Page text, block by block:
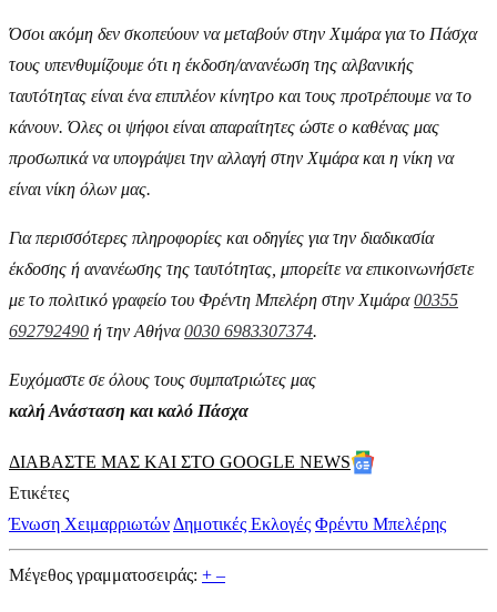
Όσοι ακόμη δεν σκοπεύουν να μεταβούν στην Χιμάρα για το Πάσχα
τους υπενθυμίζουμε ότι η έκδοση/ανανέωση της αλβανικής
ταυτότητας είναι ένα επιπλέον κίνητρο και τους προτρέπουμε να το
κάνουν. Όλες οι ψήφοι είναι απαραίτητες ώστε ο καθένας μας
προσωπικά να υπογράψει την αλλαγή στην Χιμάρα και η νίκη να
είναι νίκη όλων μας.
Για περισσότερες πληροφορίες και οδηγίες για την διαδικασία
έκδοσης ή ανανέωσης της ταυτότητας, μπορείτε να επικοινωνήσετε
με το πολιτικό γραφείο του Φρέντη Μπελέρη στην Χιμάρα00355
692792490 ή την Αθήνα0030 6983307374.
Ευχόμαστε σε όλους τους συμπατριώτες μας
καλή Ανάσταση και καλό Πάσχα
ΔΙΑΒΑΣΤΕ ΜΑΣ ΚΑΙ ΣΤΟ GOOGLE NEWS
Ετικέτες
Ένωση Χειμαρριωτών Δημοτικές Εκλογές Φρέντυ Μπελέρης
Μέγεθος γραμματοσειράς: + –